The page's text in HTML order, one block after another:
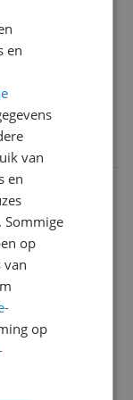
en
van
en
Sommige
op
van
op